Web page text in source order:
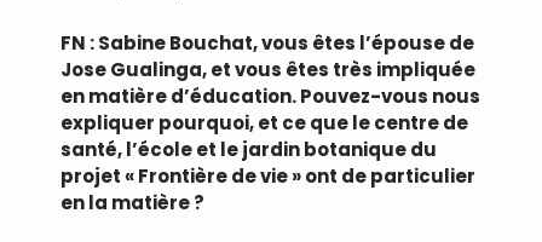
FN : Sabine Bouchat, vous êtes l’épouse de
Jose Gualinga, et vous êtes très impliquée
en matière d’éducation. Pouvez-vous nous
expliquer pourquoi, et ce que le centre de
santé, l’école et le jardin botanique du
projet « Frontière de vie » ont de particulier
en la matière ?